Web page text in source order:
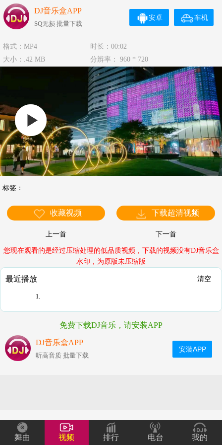
舞曲 视频 排行 电台 我的
DJ音乐盒APP
SQ无损 批量下载
车机
安卓
格式：MP4
时长：00:02
大小：.42 MB
分辨率： 960 * 720
标签：
收藏视频 下载超清视频
上一首 下一首
您现在观看的是经过压缩处理的低品质视频，下载的视频没有DJ音乐盒
水印，为原版未压缩版
最近播放 清空
1.
免费下载DJ音乐，请安装APP
DJ音乐盒APP
听高音质 批量下载
安装APP